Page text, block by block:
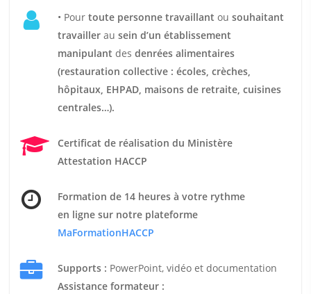
• Pour toute personne travaillant ou souhaitant
travailler au sein d’un établissement
manipulant des denrées alimentaires
(restauration collective : écoles, crèches,
hôpitaux, EHPAD, maisons de retraite, cuisines
centrales…).
Certificat de réalisation du Ministère
Attestation HACCP
Formation de 14 heures à votre rythme
en ligne sur notre plateforme
MaFormationHACCP
Supports : PowerPoint, vidéo et documentation
Assistance formateur :